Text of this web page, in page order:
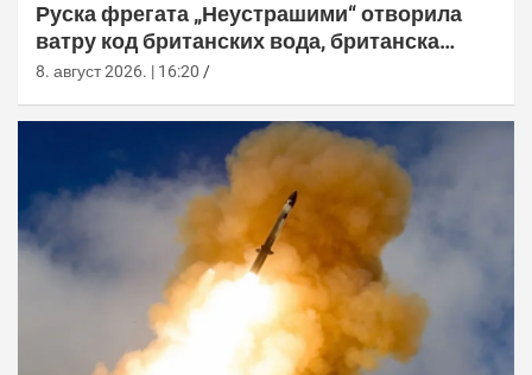
Руска фрегата „Неустрашими“ отворила
ватру код британских вода, британска
морнарица појачала праћење
8. август 2026. | 16:20